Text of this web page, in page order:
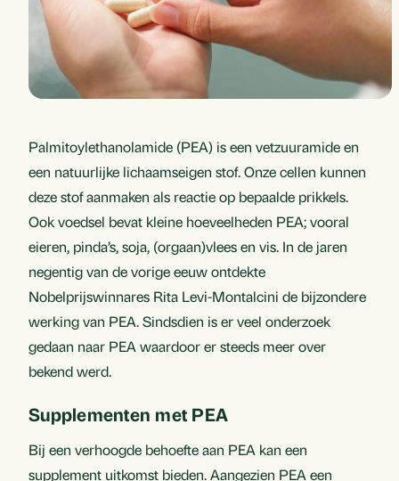
Palmitoylethanolamide (PEA) is een vetzuuramide en
een natuurlijke lichaamseigen stof. Onze cellen kunnen
deze stof aanmaken als reactie op bepaalde prikkels.
Ook voedsel bevat kleine hoeveelheden PEA; vooral
eieren, pinda’s, soja, (orgaan)vlees en vis. In de jaren
negentig van de vorige eeuw ontdekte
Nobelprijswinnares Rita Levi-Montalcini de bijzondere
werking van PEA. Sindsdien is er veel onderzoek
gedaan naar PEA waardoor er steeds meer over
bekend werd.
Supplementen met PEA
Bij een verhoogde behoefte aan PEA kan een
supplement uitkomst bieden. Aangezien PEA een